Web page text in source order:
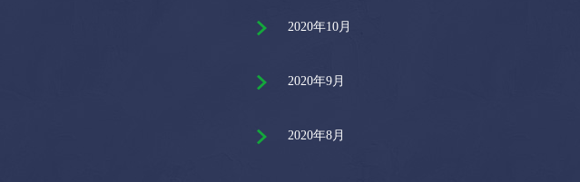
2020年10月
2020年9月
2020年8月